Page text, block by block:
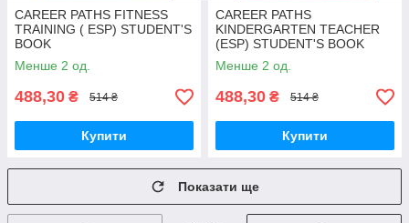
CAREER PATHS FITNESS
TRAINING ( ESP) STUDENT'S
BOOK
Менше 2 од.
488,30 ₴ 514 ₴
Купити
CAREER PATHS
KINDERGARTEN TEACHER
(ESP) STUDENT'S BOOK
Менше 2 од.
488,30 ₴ 514 ₴
Купити
Показати ще